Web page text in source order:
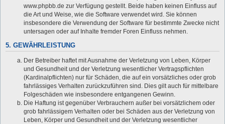
www.phpbb.de zur Verfügung gestellt. Beide haben keinen Einfluss auf
die Art und Weise, wie die Software verwendet wird. Sie können
insbesondere die Verwendung der Software für bestimmte Zwecke nicht
untersagen oder auf Inhalte fremder Foren Einfluss nehmen.
5. GEWÄHRLEISTUNG
Der Betreiber haftet mit Ausnahme der Verletzung von Leben, Körper
und Gesundheit und der Verletzung wesentlicher Vertragspflichten
(Kardinalpflichten) nur für Schäden, die auf ein vorsätzliches oder grob
fahrlässiges Verhalten zurückzuführen sind. Dies gilt auch für mittelbare
Folgeschäden wie insbesondere entgangenen Gewinn.
Die Haftung ist gegenüber Verbrauchern außer bei vorsätzlichem oder
grob fahrlässigem Verhalten oder bei Schäden aus der Verletzung von
Leben, Körper und Gesundheit und der Verletzung wesentlicher